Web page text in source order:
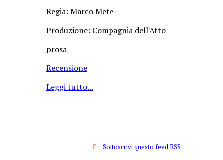
Regia: Marco Mete
Produzione: Compagnia dell'Atto
prosa
Recensione
Leggi tutto...
Sottoscrivi questo feed RSS